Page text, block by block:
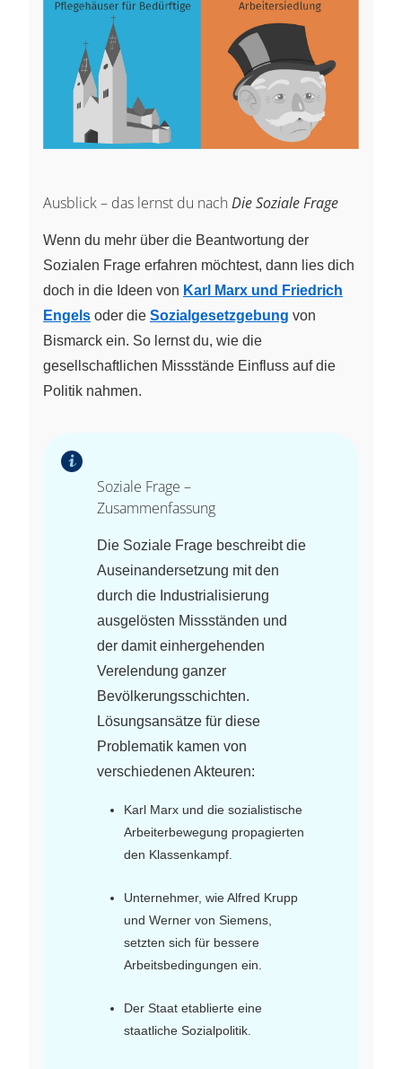
Ausblick – das lernst du nach Die Soziale Frage
Wenn du mehr über die Beantwortung der
Sozialen Frage erfahren möchtest, dann lies dich
doch in die Ideen von Karl Marx und Friedrich
Engels oder die Sozialgesetzgebung von
Bismarck ein. So lernst du, wie die
gesellschaftlichen Missstände Einfluss auf die
Politik nahmen.
Soziale Frage –
Zusammenfassung
Die Soziale Frage beschreibt die
Auseinandersetzung mit den
durch die Industrialisierung
ausgelösten Missständen und
der damit einhergehenden
Verelendung ganzer
Bevölkerungsschichten.
Lösungsansätze für diese
Problematik kamen von
verschiedenen Akteuren:
Karl Marx und die sozialistische
Arbeiterbewegung propagierten
den Klassenkampf.
Unternehmer, wie Alfred Krupp
und Werner von Siemens,
setzten sich für bessere
Arbeitsbedingungen ein.
Der Staat etablierte eine
staatliche Sozialpolitik.